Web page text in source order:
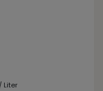
Liter